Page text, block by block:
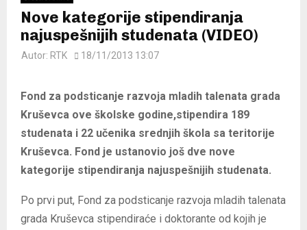
Nove kategorije stipendiranja
najuspešnijih studenata (VIDEO)
Autor: RTK 18/11/2013 13:07
Fond za podsticanje razvoja mladih talenata grada
Kruševca ove školske godine,stipendira 189
studenata i 22 učenika srednjih škola sa teritorije
Kruševca. Fond je ustanovio još dve nove
kategorije stipendiranja najuspešnijih studenata.
Po prvi put, Fond za podsticanje razvoja mladih talenata
grada Kruševca stipendiraće i doktorante od kojih je